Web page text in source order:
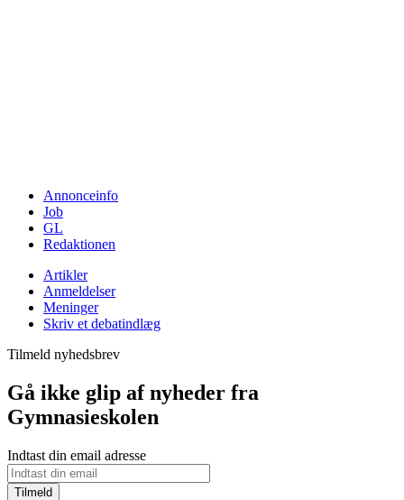
Annonceinfo
Job
GL
Redaktionen
Artikler
Anmeldelser
Meninger
Skriv et debatindlæg
Tilmeld nyhedsbrev
Gå ikke glip af nyheder fra
Gymnasieskolen
Indtast din email adresse
Tilmeld